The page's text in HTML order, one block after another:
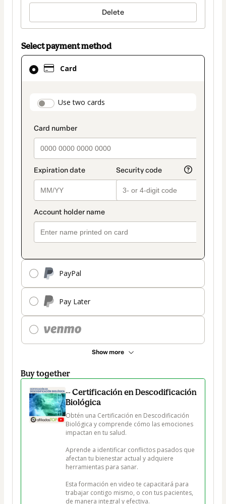
Delete
Select payment method
Card
payment_data.section_title_v2
Use two cards
PayPal
Pay Later
Show more
Card
selected
method
Buy together
-- Certificación en Descodificación
Biológica
Obtén una Certificación en Descodificación
Biológica y comprende cómo las emociones
impactan en tu salud.
Aprende a identificar conflictos pasados que
afectan tu bienestar actual y adquiere
herramientas para sanar.
Esta formación en video te capacitará para
trabajar contigo mismo, o con tus pacientes,
de manera integral y efectiva.